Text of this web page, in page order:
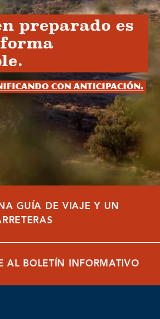
preparado es
con anticipación.
GUÍA DE VIAJE Y UN
AL BOLETÍN INFORMATIVO